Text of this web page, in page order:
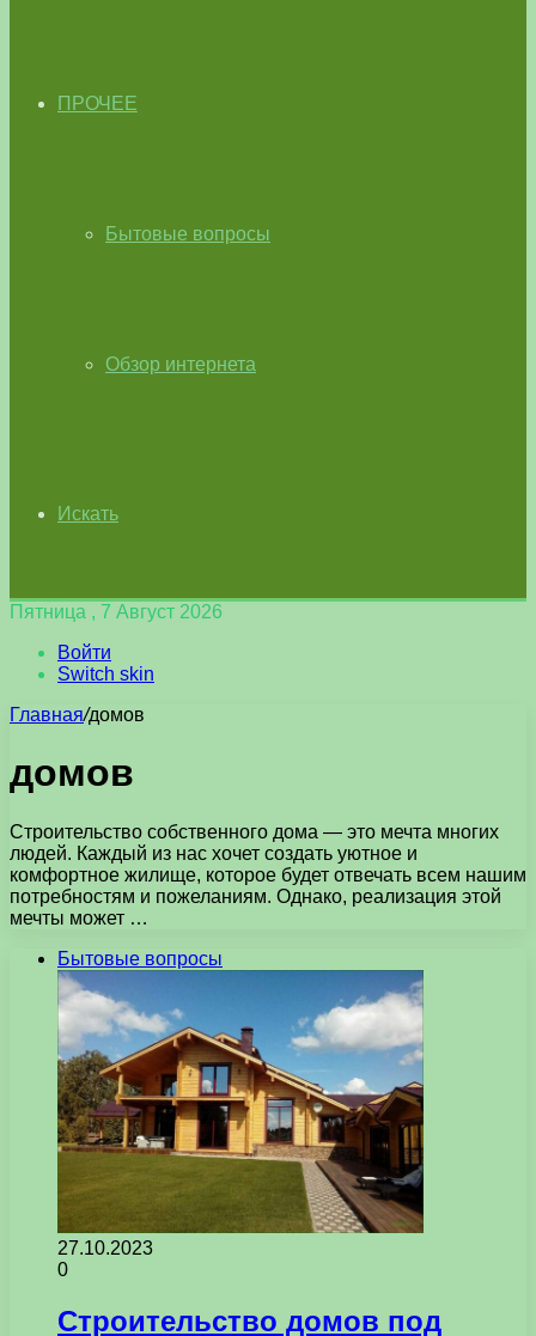
ПРОЧЕЕ
Бытовые вопросы
Обзор интернета
Искать
Пятница , 7 Август 2026
Войти
Switch skin
Главная/домов
домов
Строительство собственного дома — это мечта многих
людей. Каждый из нас хочет создать уютное и
комфортное жилище, которое будет отвечать всем нашим
потребностям и пожеланиям. Однако, реализация этой
мечты может …
Бытовые вопросы
27.10.2023
0
Строительство домов под